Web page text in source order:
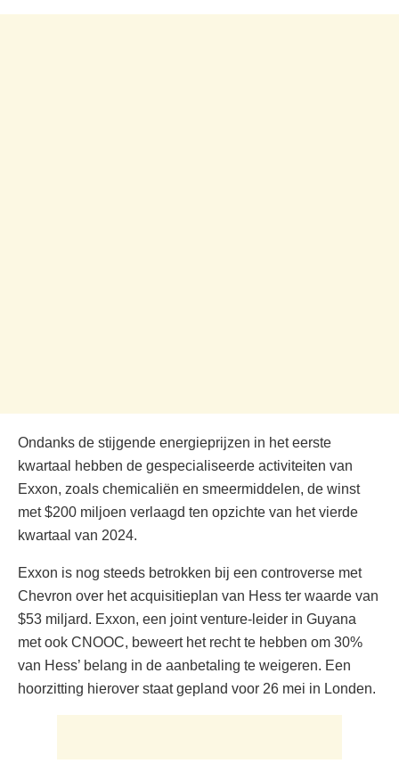
Ondanks de stijgende energieprijzen in het eerste
kwartaal hebben de gespecialiseerde activiteiten van
Exxon, zoals chemicaliën en smeermiddelen, de winst
met $200 miljoen verlaagd ten opzichte van het vierde
kwartaal van 2024.
Exxon is nog steeds betrokken bij een controverse met
Chevron over het acquisitieplan van Hess ter waarde van
$53 miljard. Exxon, een joint venture-leider in Guyana
met ook CNOOC, beweert het recht te hebben om 30%
van Hess’ belang in de aanbetaling te weigeren. Een
hoorzitting hierover staat gepland voor 26 mei in Londen.